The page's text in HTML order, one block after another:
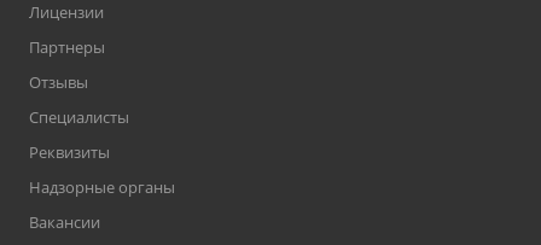
Лицензии
Партнеры
Отзывы
Специалисты
Реквизиты
Надзорные органы
Вакансии